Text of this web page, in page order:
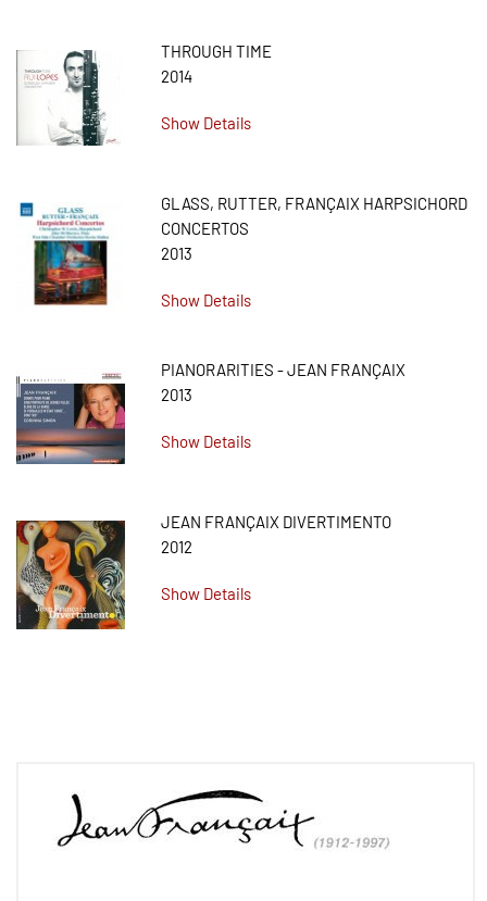
THROUGH TIME
2014
Show Details
GLASS, RUTTER, FRANÇAIX HARPSICHORD
CONCERTOS
2013
Show Details
PIANORARITIES - JEAN FRANÇAIX
2013
Show Details
JEAN FRANÇAIX DIVERTIMENTO
2012
Show Details